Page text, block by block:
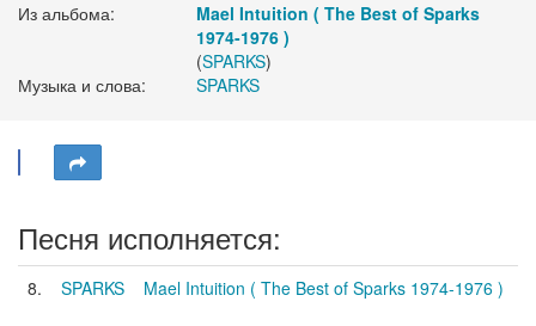
Из альбома:
Mael Intuition ( The Best of Sparks
1974-1976 )
(SPARKS)
Музыка и слова:
SPARKS
Песня исполняется:
8. SPARKS Mael Intuition ( The Best of Sparks 1974-1976 )